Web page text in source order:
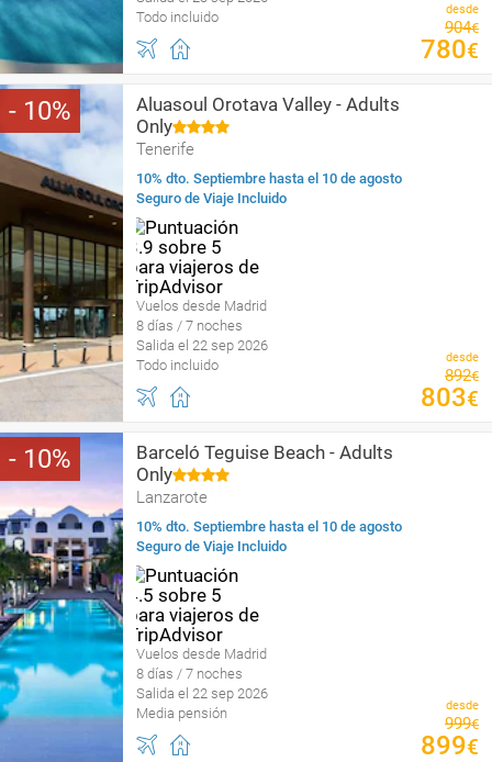
Todo incluido
desde
904€
780€
10
Aluasoul Orotava Valley - Adults
Only
Tenerife
10% dto. Septiembre hasta el 10 de agosto
Seguro de Viaje Incluido
Vuelos desde Madrid
8 días / 7 noches
Salida el 22 sep 2026
Todo incluido
desde
892€
803€
10
Barceló Teguise Beach - Adults
Only
Lanzarote
10% dto. Septiembre hasta el 10 de agosto
Seguro de Viaje Incluido
Vuelos desde Madrid
8 días / 7 noches
Salida el 22 sep 2026
Media pensión
desde
999€
899€